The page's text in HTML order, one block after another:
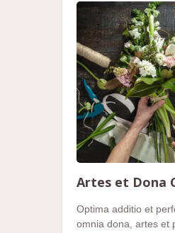
Artes et Dona
Optima additio et
omnia dona, artes et